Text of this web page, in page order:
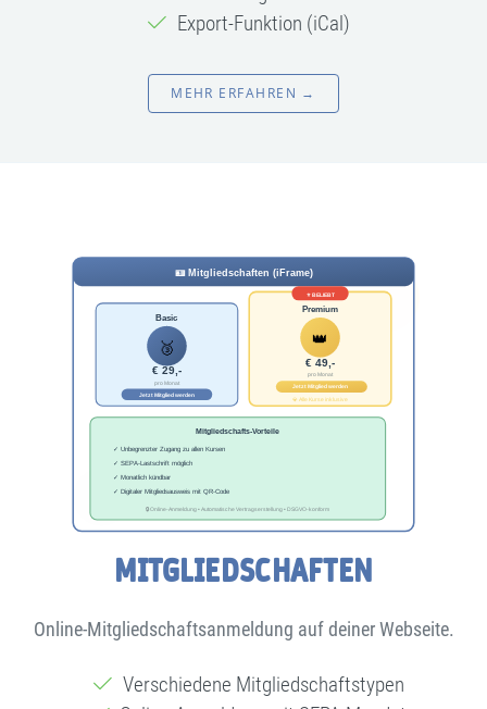
Export-Funktion (iCal)
MEHR ERFAHREN →
MITGLIEDSCHAFTEN
Online-Mitgliedschaftsanmeldung auf deiner Webseite.
Verschiedene Mitgliedschaftstypen